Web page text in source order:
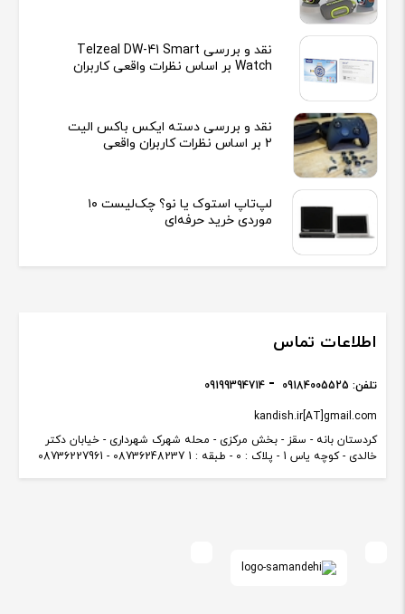
نقد و بررسی Telzeal DW-41 Smart
Watch بر اساس نظرات واقعی کاربران
نقد و بررسی دسته ایکس باکس الیت
2 بر اساس نظرات کاربران واقعی
لپ‌تاپ استوک یا نو؟ چک‌لیست ۱۰
موردی خرید حرفه‌ای
اطلاعات تماس
کردستان بانه - سقز - بخش مرکزی - محله شهرک شهرداری - خیابان دکتر
خالدی - کوچه یاس 1 - پلاک : 0 - طبقه : 1 08736248237 - 08736227961
kandish.ir[AT]gmail.com
تلفن: 09184005525
09199394714